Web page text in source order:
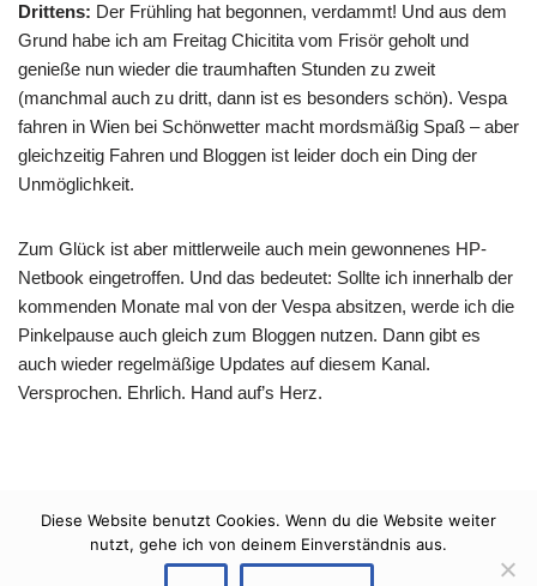
Drittens: Der Frühling hat begonnen, verdammt! Und aus dem
Grund habe ich am Freitag Chicitita vom Frisör geholt und
genieße nun wieder die traumhaften Stunden zu zweit
(manchmal auch zu dritt, dann ist es besonders schön). Vespa
fahren in Wien bei Schönwetter macht mordsmäßig Spaß – aber
gleichzeitig Fahren und Bloggen ist leider doch ein Ding der
Unmöglichkeit.
Zum Glück ist aber mittlerweile auch mein gewonnenes HP-
Netbook eingetroffen. Und das bedeutet: Sollte ich innerhalb der
kommenden Monate mal von der Vespa absitzen, werde ich die
Pinkelpause auch gleich zum Bloggen nutzen. Dann gibt es
auch wieder regelmäßige Updates auf diesem Kanal.
Versprochen. Ehrlich. Hand auf’s Herz.
Diese Website benutzt Cookies. Wenn du die Website weiter
nutzt, gehe ich von deinem Einverständnis aus.